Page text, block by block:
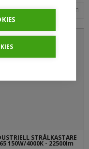
12 Sortera efter
STRÅLKASTARE
150W/4000K - 22500lm